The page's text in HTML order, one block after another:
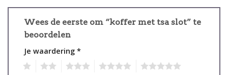
Wees de eerste om “koffer met tsa slot” te
beoordelen
Je waardering *